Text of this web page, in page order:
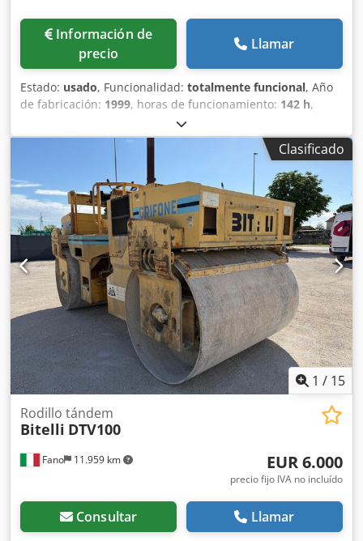
Información de
precio
Llamar
Estado: usado, Funcionalidad: totalmente funcional, Año
de fabricación: 1999, horas de funcionamiento: 142 h,
Extendedora de asfalto sobre orugas Bitelli CAT BB 651 C
Año 1999 Peso operativo máximo: 14.500 kg Tipo de motor:
Deutz F5L 912 Horas de trabajo: 142 Dodpfezr Ezzsx Ah
Djkr Buenas condiciones generales EVALUAMOS
PERMUTAS DE VEHÍCULOS DE TODAS LAS MARCAS, MAN,
MERCEDES, DAF, RENAULT, VOLVO, SCANIA, CON EQUIPO
CIFA, SERMAC, PUTZMEISTER; O MAQUINARIA DE
MOVIMIENTO DE TIERRAS CATERPILLAR, FIAT HITACHI,
KOMATSU
Clasificado
1 / 15
Fano 11.959 km
Rodillo tándem
Bitelli DTV100
EUR 6.000
precio fijo IVA no incluído
Consultar Llamar